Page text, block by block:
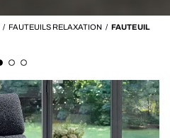
/ FAUTEUILS RELAXATION / FAUTEUIL